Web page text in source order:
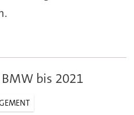
bis 2021